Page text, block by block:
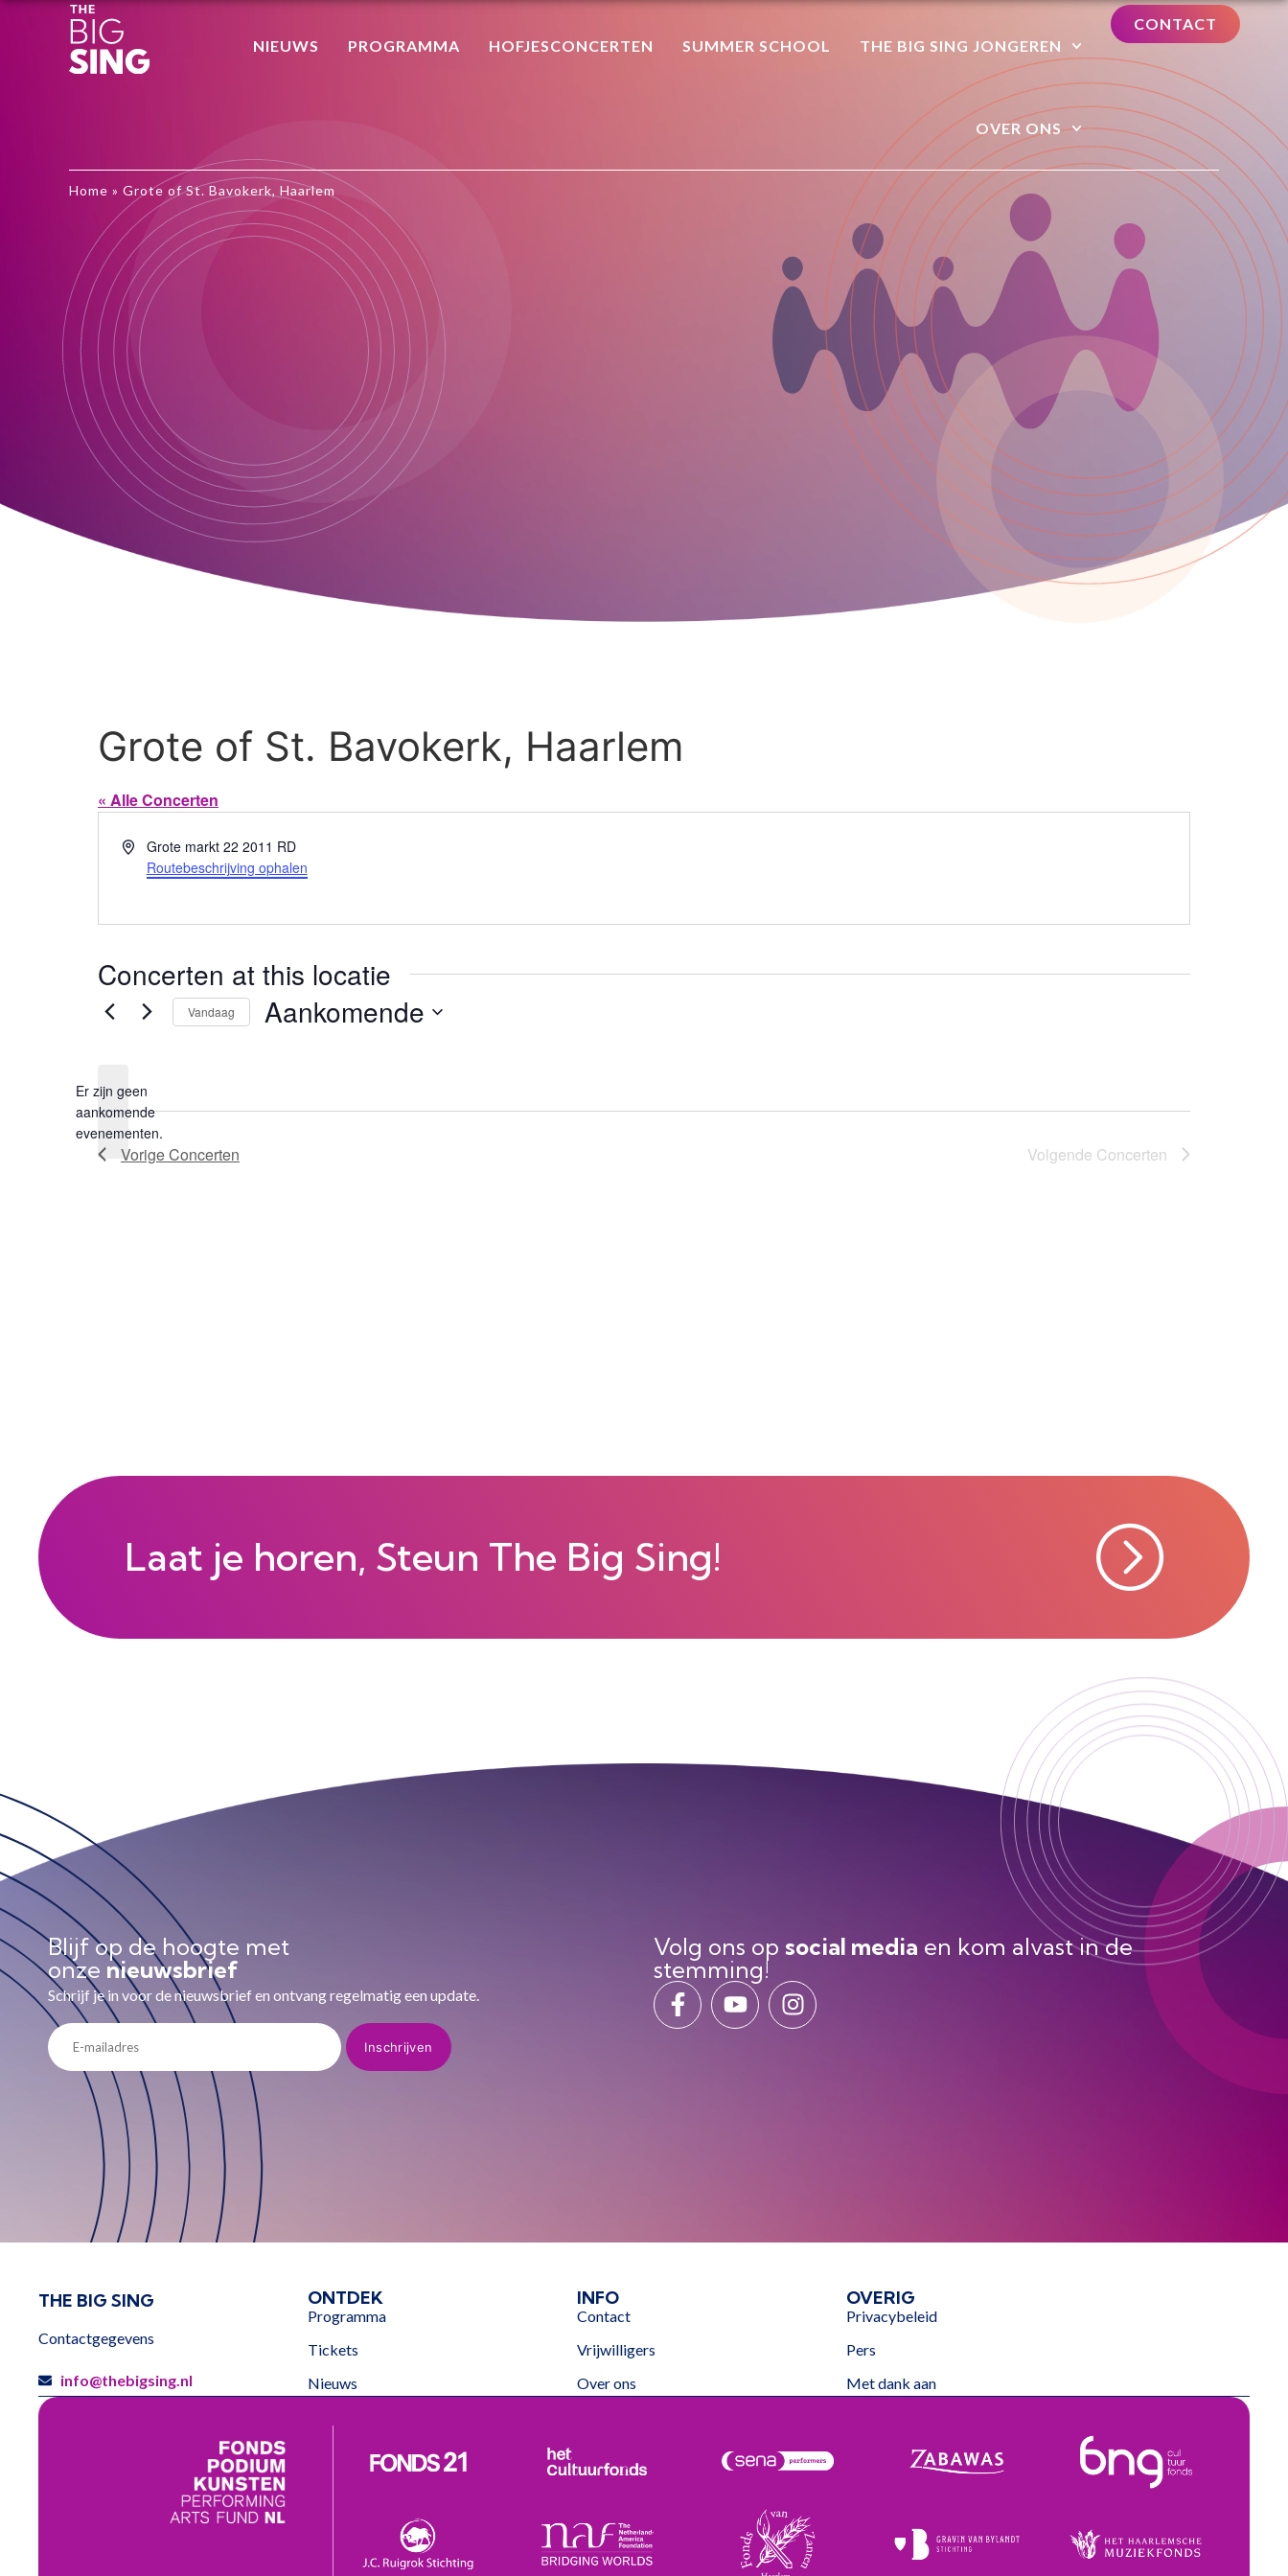
NIEUWS PROGRAMMA HOFJESCONCERTEN SUMMER SCHOOL THE BIG SING JONGEREN
OVER ONS
CONTACT
Home » Grote of St. Bavokerk, Haarlem
Grote of St. Bavokerk, Haarlem
« Alle Concerten
AdresGrote markt 22 2011 RD
Routebeschrijving ophalen
Concerten at this locatie
Bericht
Er zijn geen
aankomende
evenementen.
Vandaag Aankomende
VorigeConcerten Volgende Concerten
Laat je horen, Steun The Big Sing!
Blijf op de hoogte met
onze nieuwsbrief
Schrijf je in voor de nieuwsbrief en ontvang regelmatig een update.
Volg ons op social media en kom alvast in de
stemming!
THE BIG SING
Contactgegevens
info@thebigsing.nl
ONTDEK
Programma
Tickets
Nieuws
INFO
Contact
Vrijwilligers
Over ons
OVERIG
Privacybeleid
Pers
Met dank aan